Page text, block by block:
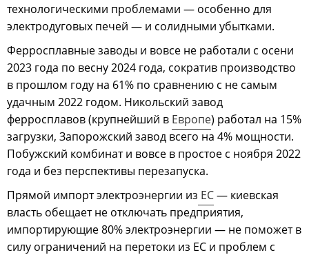
технологическими проблемами — особенно для
электродуговых печей — и солидными убытками.
Ферросплавные заводы и вовсе не работали с осени
2023 года по весну 2024 года, сократив производство
в прошлом году на 61% по сравнению с не самым
удачным 2022 годом. Никольский завод
ферросплавов (крупнейший в Европе) работал на 15%
загрузки, Запорожский завод всего на 4% мощности.
Побужский комбинат и вовсе в простое с ноября 2022
года и без перспективы перезапуска.
Прямой импорт электроэнергии из ЕС— киевская
власть обещает не отключать предприятия,
импортирующие 80% электроэнергии — не поможет в
силу ограничений на перетоки из ЕС и проблем с